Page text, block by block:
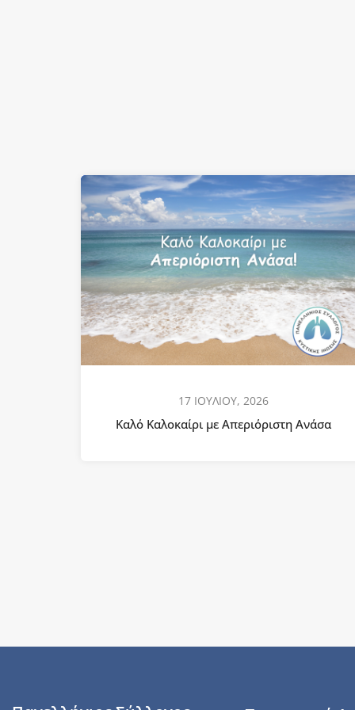
17 ΙΟΥΛΙΟΥ, 2026
Καλό Καλοκαίρι με Απεριόριστη Ανάσα